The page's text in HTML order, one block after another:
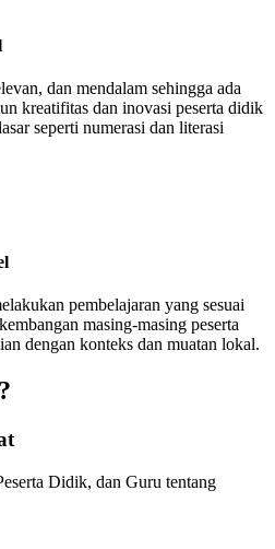
dan mendalam sehingga ada
kreatifitas dan inovasi peserta didik
seperti numerasi dan literasi
pembelajaran yang sesuai
masing-masing peserta
dengan konteks dan muatan lokal.
Didik, dan Guru tentang